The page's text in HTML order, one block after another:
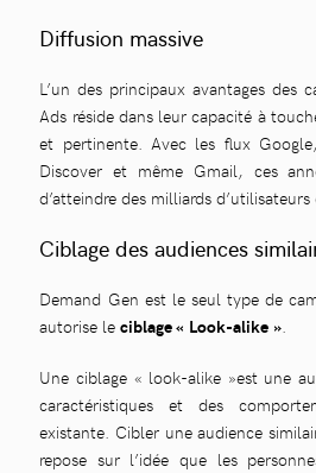
Diffusion massive
L’un des principaux avantages des
Ads réside dans leur capacité à
et pertinente. Avec les flux
Discover et même Gmail, ces
d’atteindre des milliards
Ciblage des audiences
Demand Gen est le seul type de
autorise leciblage « Look-alike ».
Une ciblage « look-alike »est une
caractéristiques et des
existante. Cibler une audience
repose sur l’idée que les